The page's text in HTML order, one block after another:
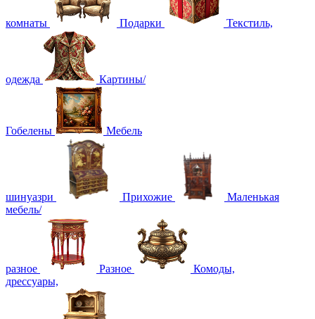
комнаты Подарки Текстиль,
одежда Картины/
Гобелены Мебель
шинуазри Прихожие
Маленькая
мебель/
разное Разное
Комоды,
дрессуары,